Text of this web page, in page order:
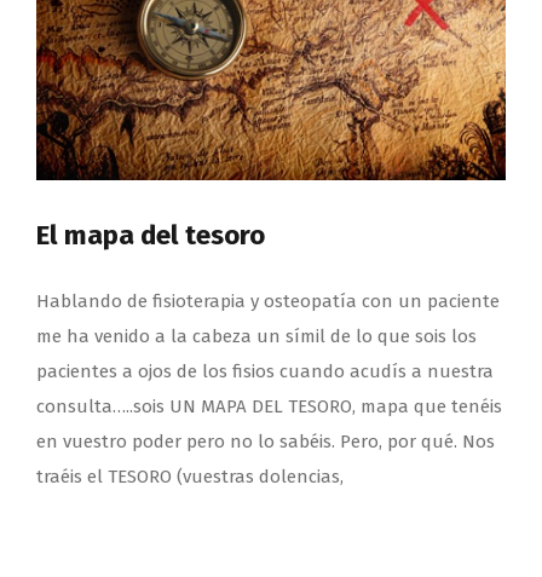
El mapa del tesoro
Hablando de fisioterapia y osteopatía con un paciente
me ha venido a la cabeza un símil de lo que sois los
pacientes a ojos de los fisios cuando acudís a nuestra
consulta…..sois UN MAPA DEL TESORO, mapa que tenéis
en vuestro poder pero no lo sabéis. Pero, por qué. Nos
traéis el TESORO (vuestras dolencias,